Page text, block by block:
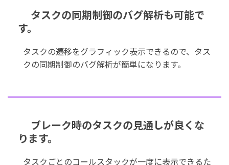
タスクの同期制御のバグ解析も可能で
す。
タスクの遷移をグラフィック表示できるので、タス
クの同期制御のバグ解析が簡単になります。
ブレーク時のタスクの見通しが良くな
ります。
タスクごとのコールスタックが一度に表示できるた